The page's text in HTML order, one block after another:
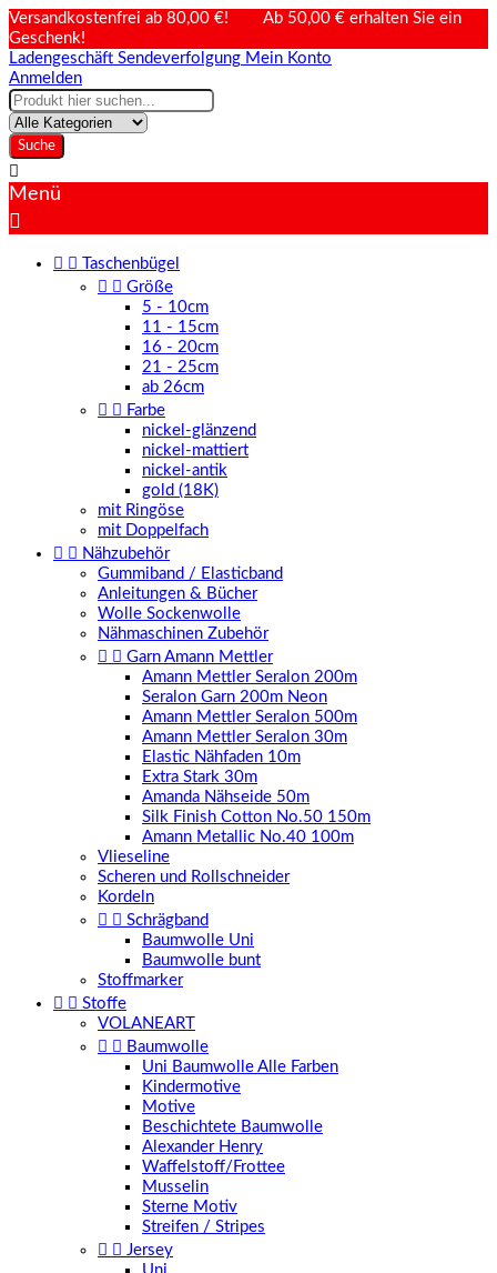
Versandkostenfrei ab 80,00 €! Ab 50,00 € erhalten Sie ein
Geschenk!
Ladengeschäft Sendeverfolgung Mein Konto
Anmelden
Suche

Menü

 
Taschenbügel
  Größe
5 - 10cm
11 - 15cm
16 - 20cm
21 - 25cm
ab 26cm
  Farbe
nickel-glänzend
nickel-mattiert
nickel-antik
gold (18K)
mit Ringöse
mit Doppelfach
  Nähzubehör
Gummiband / Elasticband
Anleitungen & Bücher
Wolle Sockenwolle
Nähmaschinen Zubehör
  Garn Amann Mettler
Amann Mettler Seralon 200m
Seralon Garn 200m Neon
Amann Mettler Seralon 500m
Amann Mettler Seralon 30m
Elastic Nähfaden 10m
Extra Stark 30m
Amanda Nähseide 50m
Silk Finish Cotton No.50 150m
Amann Metallic No.40 100m
Vlieseline
Scheren und Rollschneider
Kordeln
  Schrägband
Baumwolle Uni
Baumwolle bunt
Stoffmarker
  Stoffe
VOLANEART
  Baumwolle
Uni Baumwolle Alle Farben
Kindermotive
Motive
Beschichtete Baumwolle
Alexander Henry
Waffelstoff/Frottee
Musselin
Sterne Motiv
Streifen / Stripes
  Jersey